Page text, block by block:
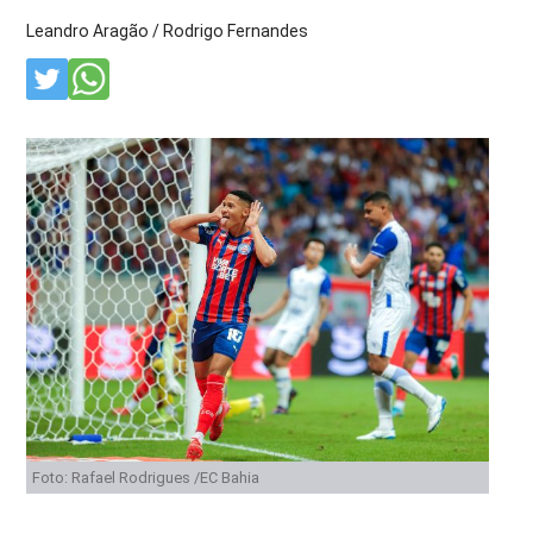
Leandro Aragão / Rodrigo Fernandes
Foto: Rafael Rodrigues /EC Bahia